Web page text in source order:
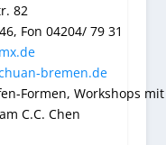
82
Fon 04204/ 79 31
bremen.de
Formen, Workshops mit
C.C. Chen